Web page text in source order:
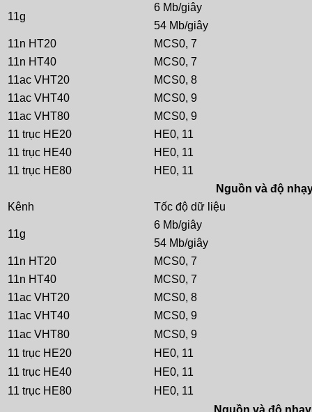
11g
6 Mb/giây
54 Mb/giây
11n HT20
MCS0, 7
11n HT40
MCS0, 7
11ac VHT20
MCS0, 8
11ac VHT40
MCS0, 9
11ac VHT80
MCS0, 9
11 trục HE20
HE0, 11
11 trục HE40
HE0, 11
11 trục HE80
HE0, 11
Nguồn và độ
Kênh
Tốc độ dữ liệu
11g
6 Mb/giây
54 Mb/giây
11n HT20
MCS0, 7
11n HT40
MCS0, 7
11ac VHT20
MCS0, 8
11ac VHT40
MCS0, 9
11ac VHT80
MCS0, 9
11 trục HE20
HE0, 11
11 trục HE40
HE0, 11
11 trục HE80
HE0, 11
Nguồn và độ